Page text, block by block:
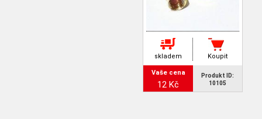
skladem Koupit
Vaše cena
12 Kč
Produkt ID:
10105